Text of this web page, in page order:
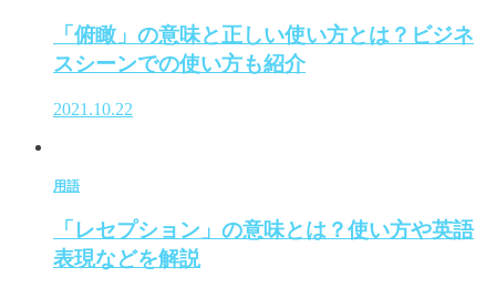
「俯瞰」の意味と正しい使い方とは？ビジネ
スシーンでの使い方も紹介
2021.10.22
用語
「レセプション」の意味とは？使い方や英語
表現などを解説